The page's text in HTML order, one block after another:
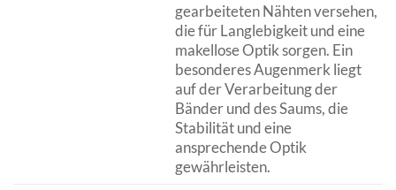
gearbeiteten Nähten versehen,
die für Langlebigkeit und eine
makellose Optik sorgen. Ein
besonderes Augenmerk liegt
auf der Verarbeitung der
Bänder und des Saums, die
Stabilität und eine
ansprechende Optik
gewährleisten.